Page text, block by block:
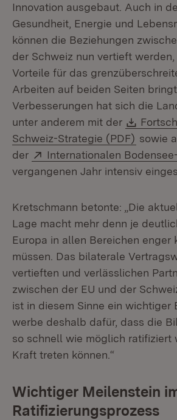
Innovation ausgebaut. Auch in
Gesundheit, Energie und
können die Beziehungen
der Schweiz nun vertieft
Vorteile für das
Arbeiten auf beiden Seiten
Verbesserungen hat sich die
unter anderem mit der
Schweiz-Strategie (PDF) (Öffnet
sowie
der
Extern:
Internationalen
vergangenen Jahr intensiv
Kretschmann betonte: „Die
Lage macht mehr denn je
Europa in allen Bereichen enger
müssen. Das bilaterale
vertieften und verlässlichen
zwischen der EU und der
ist in diesem Sinne ein wichtiger
werbe deshalb dafür, dass die
so schnell wie möglich ratifiziert
Kraft treten können.“
Wichtiger Meilenstein
Ratifizierungsprozess